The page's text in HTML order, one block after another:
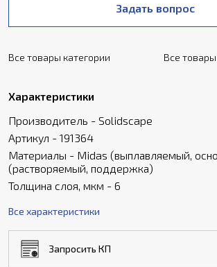
Задать вопрос
Все товары категории Все
Характеристики
Производитель - Solidscape
Артикул - 191364
Материалы - Midas (выплавляемый,
(растворяемый, поддержка)
Толщина слоя, мкм - 6
Все характеристики
Запросить КП